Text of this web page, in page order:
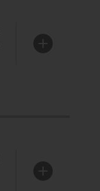
ENTER
ENTER